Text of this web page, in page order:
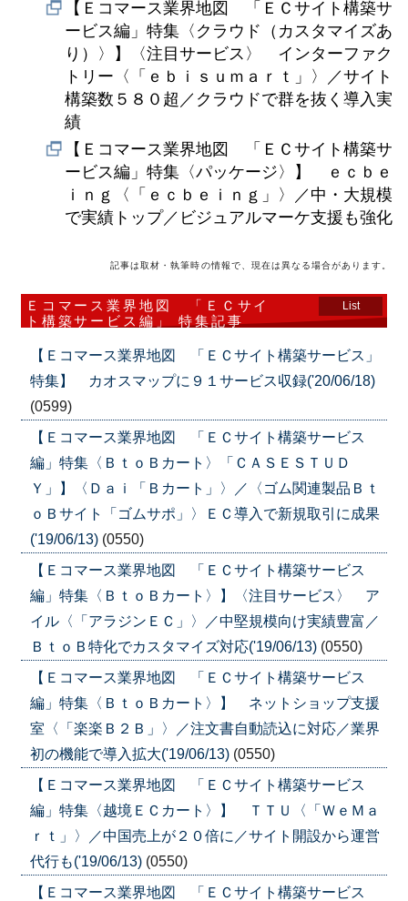
【Ｅコマース業界地図 「ＥＣサイト構築サ
ービス編」特集〈クラウド（カスタマイズあ
り）〉】〈注目サービス〉 インターファク
トリー〈「ｅｂｉｓｕｍａｒｔ」〉／サイト
構築数５８０超／クラウドで群を抜く導入実
績
【Ｅコマース業界地図 「ＥＣサイト構築サ
ービス編」特集〈パッケージ〉】 ｅｃｂｅ
ｉｎｇ〈「ｅｃｂｅｉｎｇ」〉／中・大規模
で実績トップ／ビジュアルマーケ支援も強化
記事は取材・執筆時の情報で、現在は異なる場合があります。
Ｅコマース業界地図 「ＥＣサイ
ト構築サービス編」 特集記事
List
【Ｅコマース業界地図 「ＥＣサイト構築サービス」
特集】 カオスマップに９１サービス収録('20/06/18)
(0599)
【Ｅコマース業界地図 「ＥＣサイト構築サービス
編」特集〈ＢｔｏＢカート〉「ＣＡＳＥＳＴＵＤ
Ｙ」】〈Ｄａｉ「Ｂカート」〉／〈ゴム関連製品Ｂｔ
ｏＢサイト「ゴムサポ」〉ＥＣ導入で新規取引に成果
('19/06/13) (0550)
【Ｅコマース業界地図 「ＥＣサイト構築サービス
編」特集〈ＢｔｏＢカート〉】〈注目サービス〉 ア
イル〈「アラジンＥＣ」〉／中堅規模向け実績豊富／
ＢｔｏＢ特化でカスタマイズ対応('19/06/13) (0550)
【Ｅコマース業界地図 「ＥＣサイト構築サービス
編」特集〈ＢｔｏＢカート〉】 ネットショップ支援
室〈「楽楽Ｂ２Ｂ」〉／注文書自動読込に対応／業界
初の機能で導入拡大('19/06/13) (0550)
【Ｅコマース業界地図 「ＥＣサイト構築サービス
編」特集〈越境ＥＣカート〉】 ＴＴＵ〈「ＷｅＭａ
ｒｔ」〉／中国売上が２０倍に／サイト開設から運営
代行も('19/06/13) (0550)
【Ｅコマース業界地図 「ＥＣサイト構築サービス